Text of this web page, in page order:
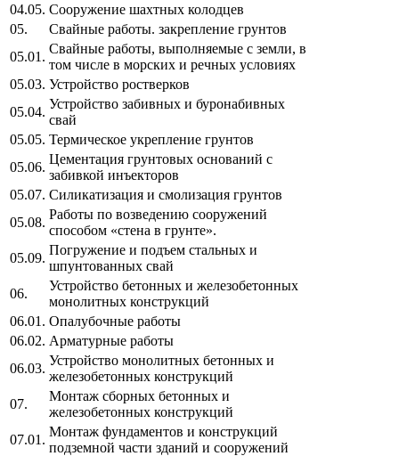
04.05. Сооружение шахтных колодцев
05.
Свайные работы. закрепление грунтов
05.01.
Свайные работы, выполняемые с земли, в
том числе в морских и речных условиях
05.03. Устройство ростверков
05.04.
Устройство забивных и буронабивных
свай
05.05. Термическое укрепление грунтов
05.06.
Цементация грунтовых оснований с
забивкой инъекторов
05.07. Силикатизация и смолизация грунтов
05.08.
Работы по возведению сооружений
способом «стена в грунте».
05.09.
Погружение и подъем стальных и
шпунтованных свай
06.
Устройство бетонных и железобетонных
монолитных конструкций
06.01. Опалубочные работы
06.02. Арматурные работы
06.03.
Устройство монолитных бетонных и
железобетонных конструкций
07.
Монтаж сборных бетонных и
железобетонных конструкций
07.01.
Монтаж фундаментов и конструкций
подземной части зданий и сооружений